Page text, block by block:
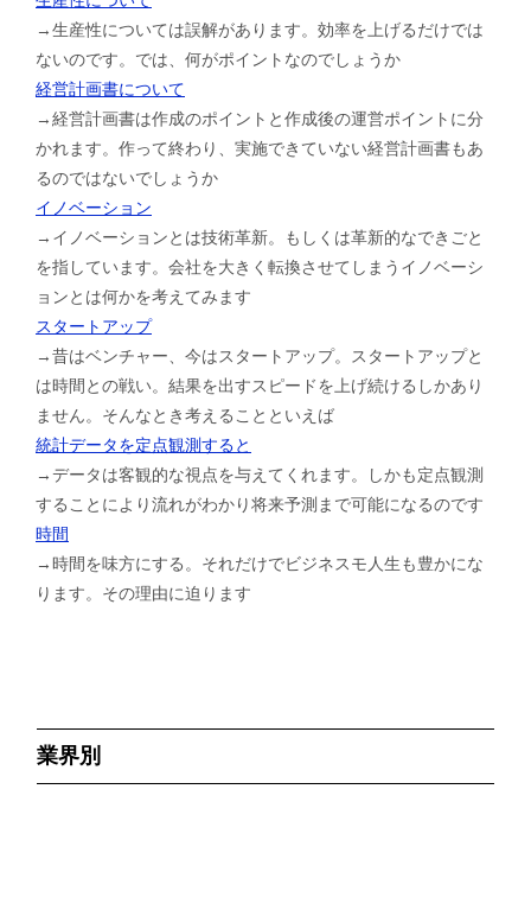
→生産性については誤解があります。効率を上げるだけでは
ないのです。では、何がポイントなのでしょうか
経営計画書について
→経営計画書は作成のポイントと作成後の運営ポイントに分
かれます。作って終わり、実施できていない経営計画書もあ
るのではないでしょうか
イノベーション
→イノベーションとは技術革新。もしくは革新的なできごと
を指しています。会社を大きく転換させてしまうイノベーシ
ョンとは何かを考えてみます
スタートアップ
→昔はベンチャー、今はスタートアップ。スタートアップと
は時間との戦い。結果を出すスピードを上げ続けるしかあり
ません。そんなとき考えることといえば
統計データを定点観測すると
→データは客観的な視点を与えてくれます。しかも定点観測
することにより流れがわかり将来予測まで可能になるのです
時間
→時間を味方にする。それだけでビジネスモ人生も豊かにな
ります。その理由に迫ります
業界別